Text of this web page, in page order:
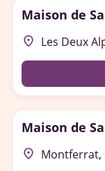
Maison de
place Les Deux
Maison de
place Montferrat,